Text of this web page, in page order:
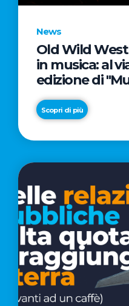
News
Old Wild
in musica: al
edizione di
prestigiose
Radio Italia e
Scopri di più